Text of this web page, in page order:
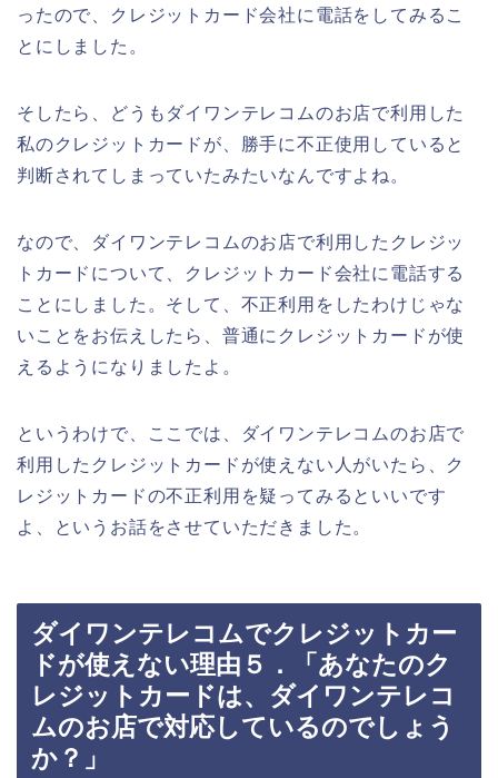
ったので、クレジットカード会社に電話をしてみるこ
とにしました。
そしたら、どうもダイワンテレコムのお店で利用した
私のクレジットカードが、勝手に不正使用していると
判断されてしまっていたみたいなんですよね。
なので、ダイワンテレコムのお店で利用したクレジッ
トカードについて、クレジットカード会社に電話する
ことにしました。そして、不正利用をしたわけじゃな
いことをお伝えしたら、普通にクレジットカードが使
えるようになりましたよ。
というわけで、ここでは、ダイワンテレコムのお店で
利用したクレジットカードが使えない人がいたら、ク
レジットカードの不正利用を疑ってみるといいです
よ、というお話をさせていただきました。
ダイワンテレコムでクレジットカー
ドが使えない理由５．「あなたのク
レジットカードは、ダイワンテレコ
ムのお店で対応しているのでしょう
か？」